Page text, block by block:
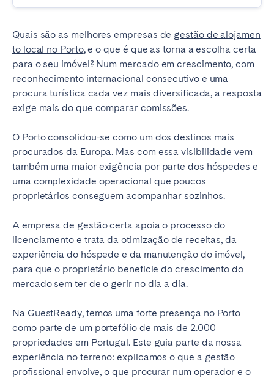
Quais são as melhores empresas de gestão de alojamen
to local no Porto, e o que é que as torna a escolha certa
para o seu imóvel? Num mercado em crescimento, com
reconhecimento internacional consecutivo e uma
procura turística cada vez mais diversificada, a resposta
exige mais do que comparar comissões.
O Porto consolidou-se como um dos destinos mais
procurados da Europa. Mas com essa visibilidade vem
também uma maior exigência por parte dos hóspedes e
uma complexidade operacional que poucos
proprietários conseguem acompanhar sozinhos.
A empresa de gestão certa apoia o processo do
licenciamento e trata da otimização de receitas, da
experiência do hóspede e da manutenção do imóvel,
para que o proprietário beneficie do crescimento do
mercado sem ter de o gerir no dia a dia.
Na GuestReady, temos uma forte presença no Porto
como parte de um portefólio de mais de 2.000
propriedades em Portugal. Este guia parte da nossa
experiência no terreno: explicamos o que a gestão
profissional envolve, o que procurar num operador e o
Bristol
SCOTLAND
Edinburgh
WALES
PORTUGAL
Albufeira
Aveiro
Coimbra
Évora
Leiria
Lisboa
Porto
Setúbal
Viana do Castelo
MADEIRA
AÇORES
Ponta Delgada